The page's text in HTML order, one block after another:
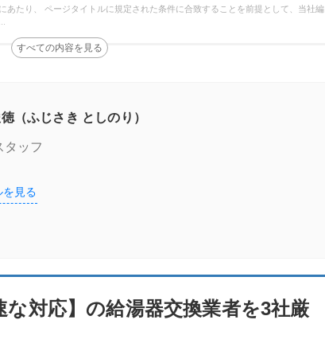
あたり、 ページタイトルに規定された条件に合致することを前提として、当社編
（ふじさき としのり）
タッフ
見る
対応】の給湯器交換業者を3社厳